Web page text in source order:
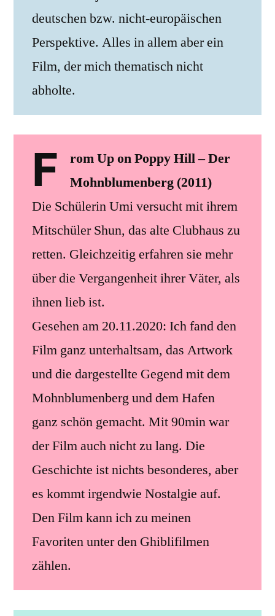
deutschen bzw. nicht-europäischen
Perspektive. Alles in allem aber ein
Film, der mich thematisch nicht
abholte.
F
rom Up on Poppy Hill – Der
Mohnblumenberg (2011)
Die Schülerin Umi versucht mit ihrem
Mitschüler Shun, das alte Clubhaus zu
retten. Gleichzeitig erfahren sie mehr
über die Vergangenheit ihrer Väter, als
ihnen lieb ist.
Gesehen am 20.11.2020: Ich fand den
Film ganz unterhaltsam, das Artwork
und die dargestellte Gegend mit dem
Mohnblumenberg und dem Hafen
ganz schön gemacht. Mit 90min war
der Film auch nicht zu lang. Die
Geschichte ist nichts besonderes, aber
es kommt irgendwie Nostalgie auf.
Den Film kann ich zu meinen
Favoriten unter den Ghiblifilmen
zählen.